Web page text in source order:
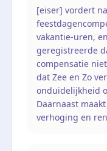
[eiser] vordert
vakantie-uren,
geregistreerde
compensatie
dat Zee en Zo
onduidelijkheid
Daarnaast
verhoging en